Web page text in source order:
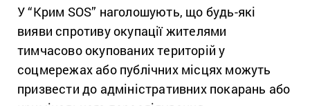
У “Крим SOS” наголошують, що будь-які
вияви спротиву окупації жителями
тимчасово окупованих територій у
соцмережах або публічних місцях можуть
призвести до адміністративних покарань або